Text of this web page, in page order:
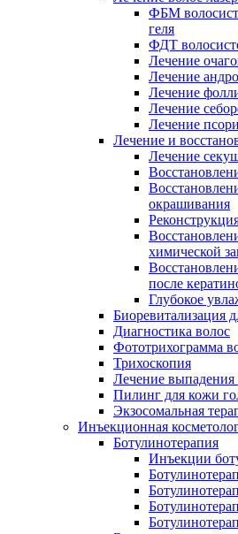
ФБМ
геля
ФДТ
Лечение
Лечение
Лечение
Лечение
Лечение
Лечение и
Лечение
окрашивания
химической
после
Глубокое
Биоревитализация
Диагностика волос
Фототрихограмма
Трихоскопия
Лечение выпадения
Пилинг для кожи
Экзосомальная
Инъекционная
Ботулинотерапия
Инъекции